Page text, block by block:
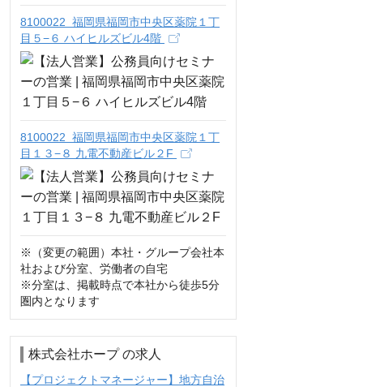
8100022 福岡県福岡市中央区薬院１丁
目５−６ ハイヒルズビル4階
8100022 福岡県福岡市中央区薬院１丁
目１３−８ 九電不動産ビル２F
※（変更の範囲）本社・グループ会社本
社および分室、労働者の自宅
※分室は、掲載時点で本社から徒歩5分
圏内となります
株式会社ホープ の求人
【プロジェクトマネージャー】地方自治